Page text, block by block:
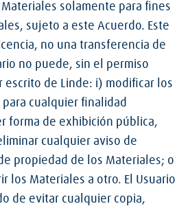
solamente para fines
sujeto a este Acuerdo. Este
no una transferencia de
no puede, sin el permiso
escrito de Linde: i) modificar los
cualquier finalidad
forma de exhibición pública,
cualquier aviso de
propiedad de los Materiales; o
los Materiales a otro. El Usuario
de evitar cualquier copia,